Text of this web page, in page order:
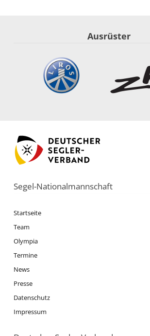
Ausrüster
Segel-Nationalmannschaft
Startseite
Team
Olympia
Termine
News
Presse
Datenschutz
Impressum